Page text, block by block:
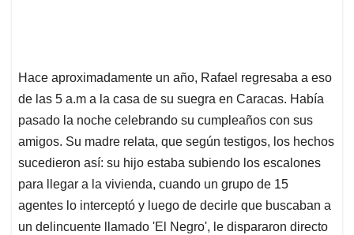
Hace aproximadamente un año, Rafael regresaba a eso
de las 5 a.m a la casa de su suegra en Caracas. Había
pasado la noche celebrando su cumpleaños con sus
amigos. Su madre relata, que según testigos, los hechos
sucedieron así: su hijo estaba subiendo los escalones
para llegar a la vivienda, cuando un grupo de 15
agentes lo interceptó y luego de decirle que buscaban a
un delincuente llamado 'El Negro', le dispararon directo